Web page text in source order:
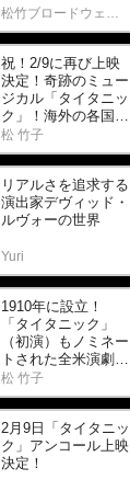
祝！2/9に再び上映
決定！奇跡のミュー
ジカル「タイタニッ
ク」！海外の各国版
も大人気！貴重映像
あり！（Part 2）
松 竹子
リアルさを追求する
演出家デヴィッド・
ルヴォーの世界
Yuri
1910年に設立！
「タイタニック」
（初演）もノミネー
トされた全米演劇協
会「ドラマリー
グ」、その"Drama
at the Disco Vol.
2"（ドラマ・リー
グ・ガラ）をご紹介
します！
松 竹子
2月9日「タイタニッ
ク」アンコール上映
決定！